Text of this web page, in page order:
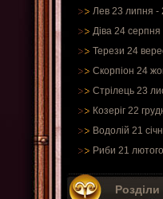
Лев 23 липня -
Діва 24
Терези 24
Скорпіон 24
Стрілець 23
Козеріг 22
Водолій 21
Риби 21
Розділи